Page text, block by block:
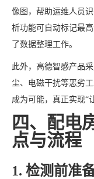
像图，帮助运维人员
析功能可自动标记最
了数据整理工作。
此外，高德智感产品
尘、电磁干扰等恶劣
成为可能，真正实现“
四、配电
点与流程
1. 检测前准